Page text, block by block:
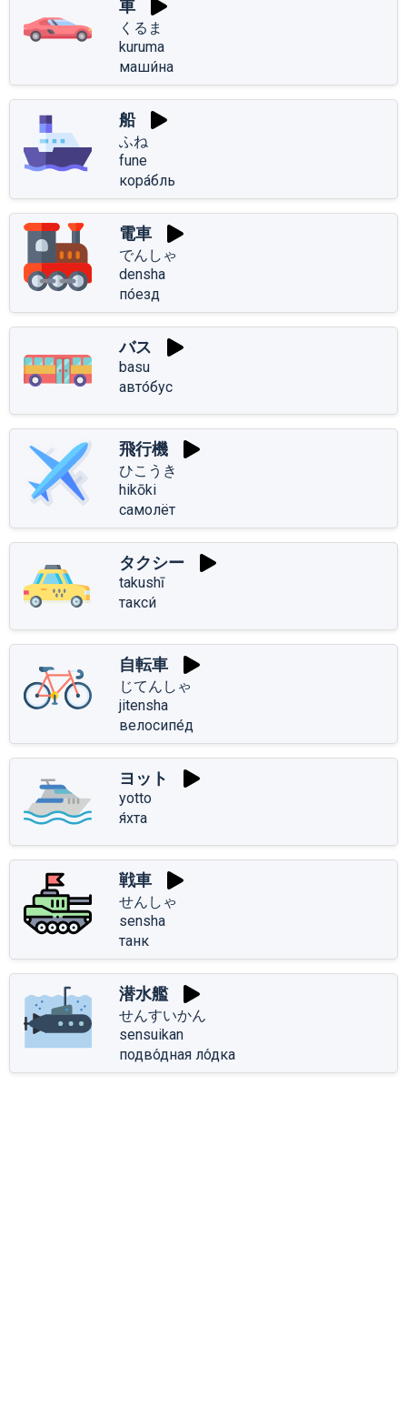
車
くるま
kuruma
маши́на
船
ふね
fune
кора́бль
電車
でんしゃ
densha
по́езд
バス
basu
авто́бус
飛行機
ひこうき
hikōki
самолёт
タクシー
takushī
такси́
自転車
じてんしゃ
jitensha
велосипе́д
ヨット
yotto
я́хта
戦車
せんしゃ
sensha
танк
潜水艦
せんすいかん
sensuikan
подво́дная ло́дка